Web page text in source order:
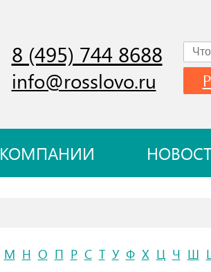
8 (495) 744 8688
info@rosslovo.ru
КОМПАНИИ
М Н О П Р С Т У Ф Х Ц Ч Ш